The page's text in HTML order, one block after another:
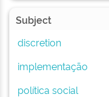
Subject
discretion
implementação
política social